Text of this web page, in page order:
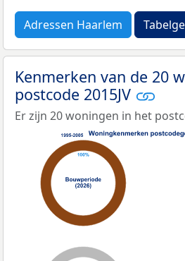
Adressen Haarlem
Kenmerken van de 20
postcode 2015JV
Er zijn 20 woningen in het